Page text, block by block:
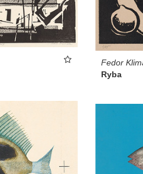
Fedor
Ryba